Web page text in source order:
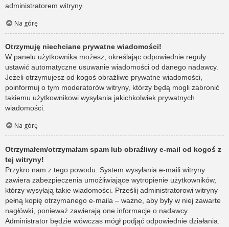
administratorem witryny.
Na górę
Otrzymuję niechciane prywatne wiadomości!
W panelu użytkownika możesz, określając odpowiednie reguły
ustawić automatyczne usuwanie wiadomości od danego nadawcy.
Jeżeli otrzymujesz od kogoś obraźliwe prywatne wiadomości,
poinformuj o tym moderatorów witryny, którzy będą mogli zabronić
takiemu użytkownikowi wysyłania jakichkolwiek prywatnych
wiadomości.
Na górę
Otrzymałem/otrzymałam spam lub obraźliwy e-mail od kogoś z
tej witryny!
Przykro nam z tego powodu. System wysyłania e-maili witryny
zawiera zabezpieczenia umożliwiające wytropienie użytkowników,
którzy wysyłają takie wiadomości. Prześlij administratorowi witryny
pełną kopię otrzymanego e-maila – ważne, aby były w niej zawarte
nagłówki, ponieważ zawierają one informacje o nadawcy.
Administrator będzie wówczas mógł podjąć odpowiednie działania.